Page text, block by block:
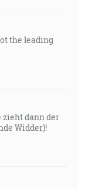
the leading
zieht dann der
Widder)!